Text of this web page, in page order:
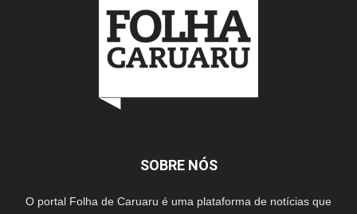
SOBRE NÓS
O portal Folha de Caruaru é uma plataforma de notícias que